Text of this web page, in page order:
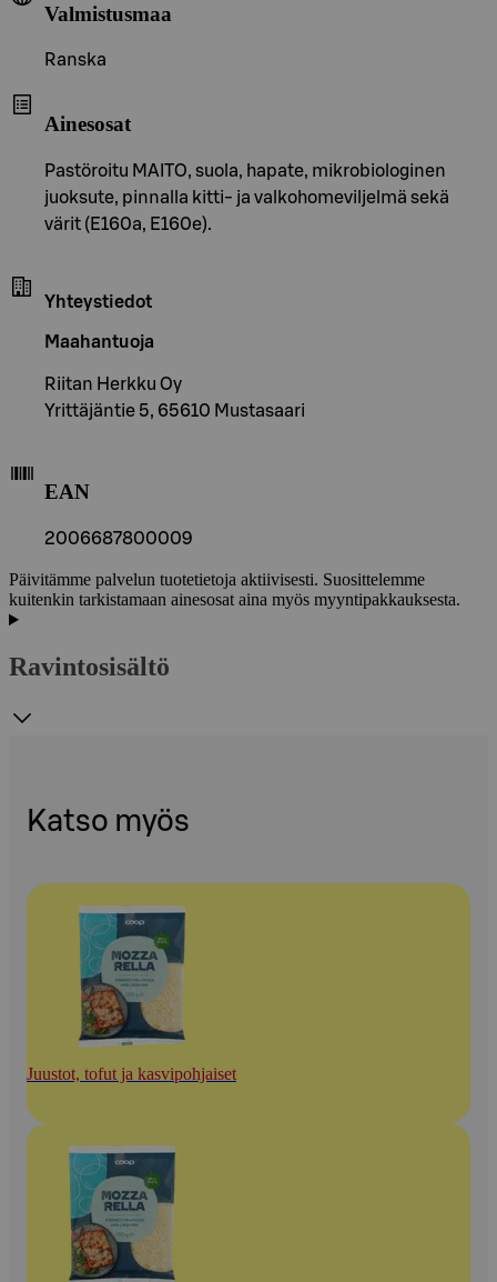
Valmistusmaa
Ranska
Ainesosat
Pastöroitu MAITO, suola, hapate, mikrobiologinen
juoksute, pinnalla kitti- ja valkohomeviljelmä sekä
värit (E160a, E160e).
Yhteystiedot
Maahantuoja
Riitan Herkku Oy
Yrittäjäntie 5, 65610 Mustasaari
EAN
2006687800009
Päivitämme palvelun tuotetietoja aktiivisesti. Suosittelemme
kuitenkin tarkistamaan ainesosat aina myös myyntipakkauksesta.
Ravintosisältö
Katso myös
Juustot, tofut ja kasvipohjaiset